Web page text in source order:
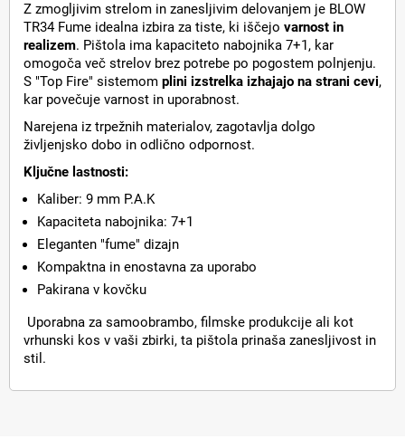
Z zmogljivim strelom in zanesljivim delovanjem je BLOW
TR34 Fume idealna izbira za tiste, ki iščejo varnost in
realizem. Pištola ima kapaciteto nabojnika 7+1, kar
omogoča več strelov brez potrebe po pogostem polnjenju.
S "Top Fire" sistemom plini izstrelka izhajajo na strani cevi,
kar povečuje varnost in uporabnost.
Narejena iz trpežnih materialov, zagotavlja dolgo
življenjsko dobo in odlično odpornost.
Ključne lastnosti:
Kaliber: 9 mm P.A.K
Kapaciteta nabojnika: 7+1
Eleganten "fume" dizajn
Kompaktna in enostavna za uporabo
Pakirana v kovčku
Uporabna za samoobrambo, filmske produkcije ali kot
vrhunski kos v vaši zbirki, ta pištola prinaša zanesljivost in
stil.